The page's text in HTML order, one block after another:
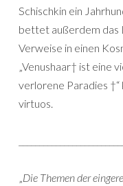
Schischkin ein
bettet außerdem das
Verweise in einen
„Venushaar† ist eine
verlorene Paradies
virtuos.
„Die Themen der